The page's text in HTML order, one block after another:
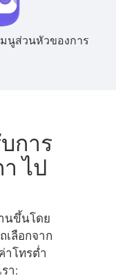
มนูส่วนหัวของการ
การ
ไป
นขึ้นโดย
เลือกจาก
าโทรต่ำ
า: